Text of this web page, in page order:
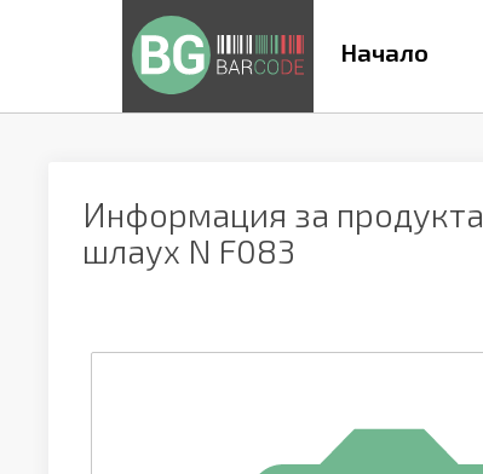
Начало
Информация за продукта
шлаух N F083